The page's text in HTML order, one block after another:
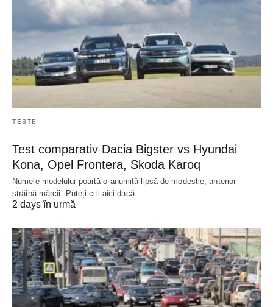
TESTE
Test comparativ Dacia Bigster vs Hyundai
Kona, Opel Frontera, Skoda Karoq
Numele modelului poartă o anumită lipsă de modestie, anterior
străină mărcii. Puteți citi aici dacă…
2 days în urmă